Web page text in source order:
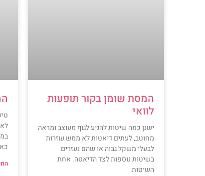
המסת שומן בקור תופעות
לוואי
ישנן כמה שיטות להגיע לגוף מעוצב ומראה
מחוטב, לעתים דיאטות לא ממש עוזרות
לבעלי משקל גבוה או שהם נעזרים
בשיטות נוספות לצד הדיאטה. אחת
השיטות